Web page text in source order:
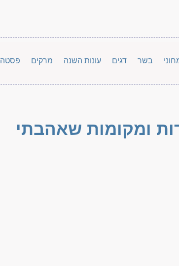
בשר דגים עונות השנה מרקים פסטה
ומקומות שאהבתי